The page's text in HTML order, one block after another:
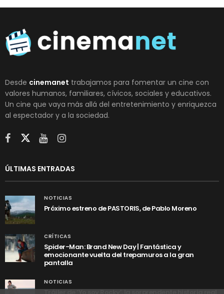
Desde cinemanet trabajamos para fomentar un cine con
valores humanos, familiares, cívicos, sociales y educativos.
Un cine que vaya más allá del entretenimiento y enriquezca
al espectador y a la sociedad.
ÚLTIMAS ENTRADAS
NOTICIAS
Próximo estreno de PASTORIS, de Pablo Moreno
CRÍTICAS
Spider-Man: Brand New Day | Fantástica y
emocionante vuelta del trepamuros a la gran
pantalla
NOTICIAS